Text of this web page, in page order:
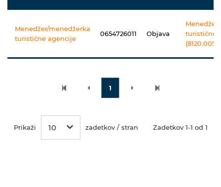
Menedžer/menedžerka
turistične agencije
0654726011 Objava
turistične
1
Prikaži 10 zadetkov / stran Zadetkov 1-1 od 1